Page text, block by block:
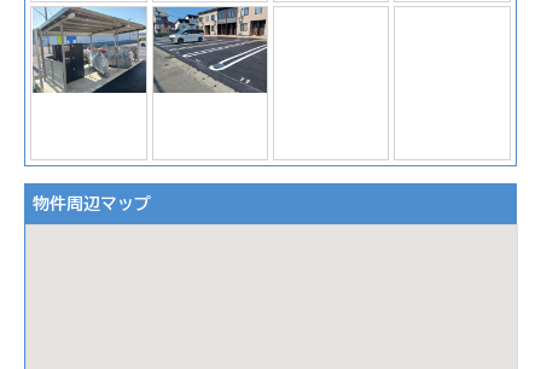
物件周辺マップ